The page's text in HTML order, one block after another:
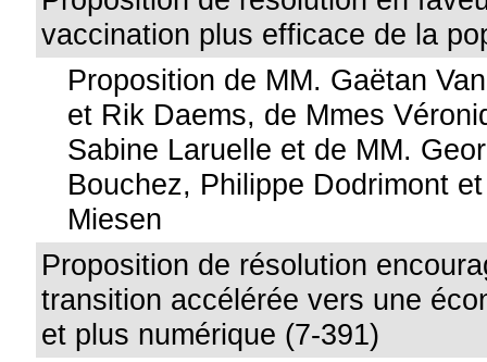
vaccination plus efficace de la
Proposition de MM. Gaëtan
et Rik Daems, de Mmes
Sabine Laruelle et de MM.
Bouchez, Philippe Dodrimont
Miesen
Proposition de résolution
transition accélérée vers une
et plus numérique (7-391)